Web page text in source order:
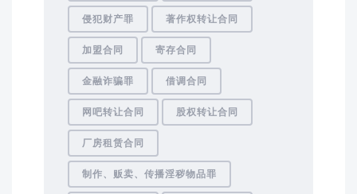
侵犯财产罪 著作权转让合同
加盟合同 寄存合同
金融诈骗罪 借调合同
网吧转让合同 股权转让合同
厂房租赁合同
制作、贩卖、传播淫秽物品罪